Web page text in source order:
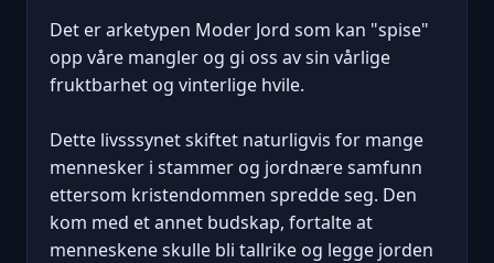
Det er arketypen Moder Jord som kan "spise"
opp våre mangler og gi oss av sin vårlige
fruktbarhet og vinterlige hvile.
Dette livsssynet skiftet naturligvis for mange
mennesker i stammer og jordnære samfunn
ettersom kristendommen spredde seg. Den
kom med et annet budskap, fortalte at
menneskene skulle bli tallrike og legge jorden